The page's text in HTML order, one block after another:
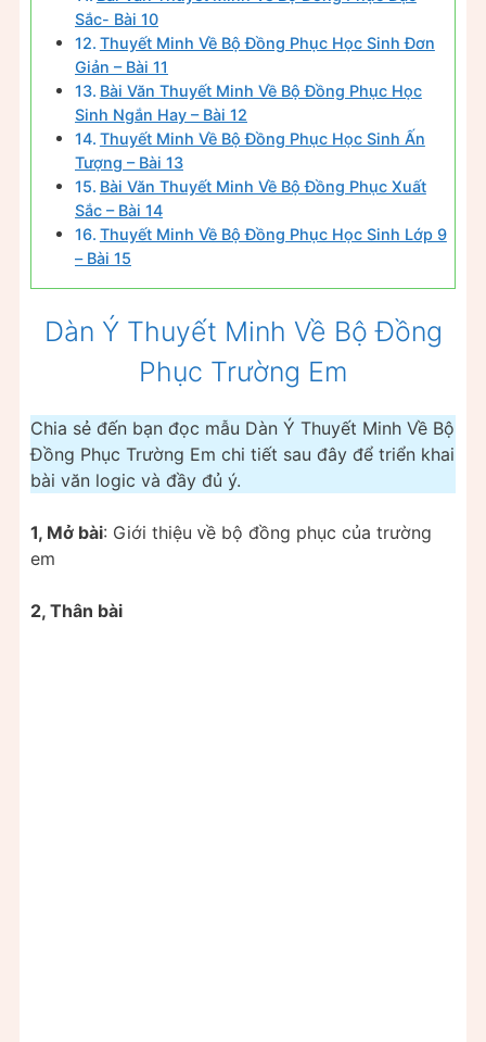
Sắc- Bài 10
Thuyết Minh Về Bộ Đồng Phục Học Sinh Đơn
Giản – Bài 11
Bài Văn Thuyết Minh Về Bộ Đồng Phục Học
Sinh Ngắn Hay – Bài 12
Thuyết Minh Về Bộ Đồng Phục Học Sinh Ấn
Tượng – Bài 13
Bài Văn Thuyết Minh Về Bộ Đồng Phục Xuất
Sắc – Bài 14
Thuyết Minh Về Bộ Đồng Phục Học Sinh Lớp 9
– Bài 15
Dàn Ý Thuyết Minh Về Bộ Đồng
Phục Trường Em
Chia sẻ đến bạn đọc mẫu Dàn Ý Thuyết Minh Về Bộ
Đồng Phục Trường Em chi tiết sau đây để triển khai
bài văn logic và đầy đủ ý.
1, Mở bài: Giới thiệu ᴠề bộ đồng phục của trường
em
2, Thân bài